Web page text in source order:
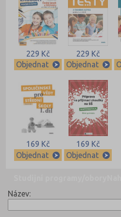
229 Kč
Objednat
229 Kč
Objednat
169 Kč
Objednat
169 Kč
Objednat
Název: